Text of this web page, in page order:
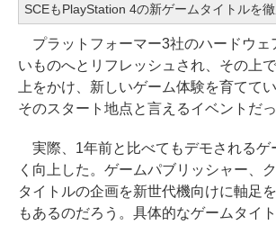
SCEもPlayStation 4の新ゲームタイトルを
プラットフォーマー3社のハードウェ
いものへとリフレッシュされ、その上
上をかけ、新しいゲーム体験を育てて
そのスタート地点と言えるイベントだっ
実際、1年前と比べてもデモされるゲ
く向上した。ゲームパブリッシャー、
タイトルの企画を新世代機向けに軸足
もあるのだろう。具体的なゲームタイ